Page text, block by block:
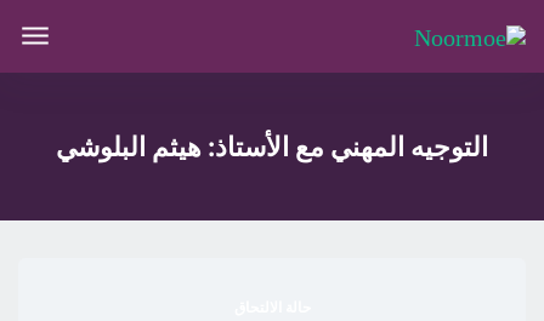
التوجيه المهني مع الأستاذ: هيثم البلوشي